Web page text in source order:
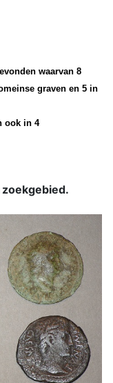
waarvan 8
graven en 5 in
ook in 4